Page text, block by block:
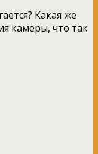
Какая же
камеры, что так